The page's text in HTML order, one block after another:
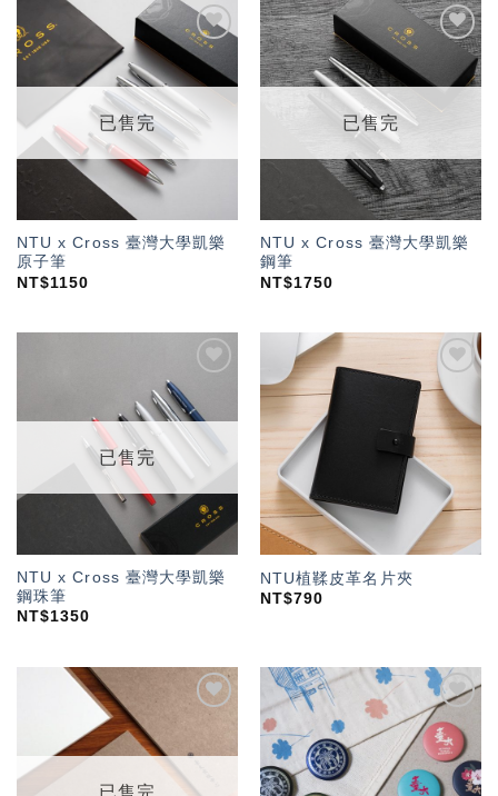
「願
望輕
已售完
NTU x Cross 臺灣大學凱樂
原子筆
NT$1150
加入
「願
望輕
已售完
NTU x Cross 臺灣大學凱樂
鋼筆
NT$1750
望輕
已售完
NTU x Cross 臺灣大學凱樂
鋼珠筆
NT$1350
加入
「願
望輕
單」
NTU植鞣皮革名片夾
NT$790
望輕
已售完
加入
「願
望輕
單」